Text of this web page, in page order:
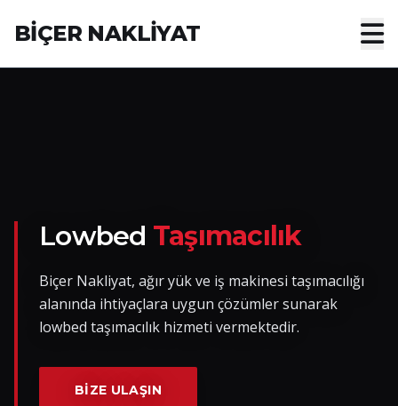
BİÇER NAKLİYAT
Nakliye Yük İlanları
İletişim
Lowbed Taşımacılık
Biçer Nakliyat, ağır yük ve iş makinesi taşımacılığı
alanında ihtiyaçlara uygun çözümler sunarak
lowbed taşımacılık hizmeti vermektedir.
BIZE ULAŞIN